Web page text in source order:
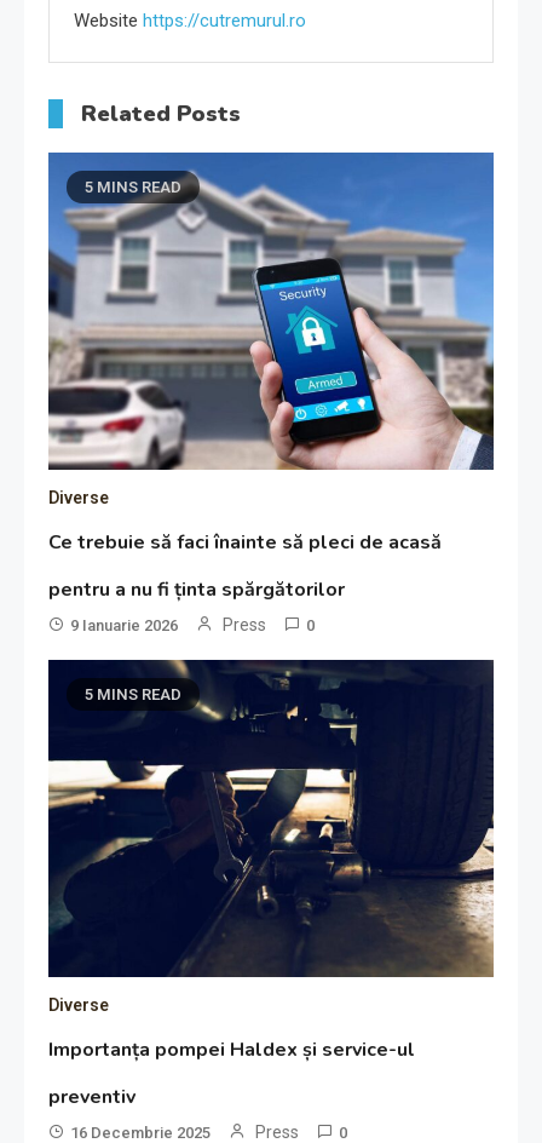
Website https://cutremurul.ro
Related Posts
5 MINS READ
Diverse
Ce trebuie să faci înainte să pleci de acasă
pentru a nu fi ținta spărgătorilor
9 Ianuarie 2026 Press 0
5 MINS READ
Diverse
Importanța pompei Haldex și service-ul
preventiv
16 Decembrie 2025 Press 0